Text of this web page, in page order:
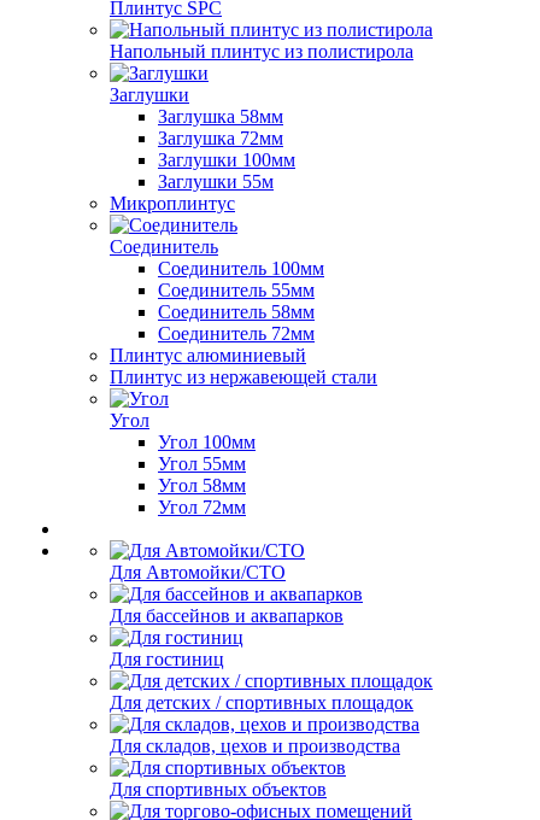
Плинтус SPC
Напольный плинтус из полистирола
Заглушки
Заглушка 58мм
Заглушка 72мм
Заглушки 100мм
Заглушки 55м
Микроплинтус
Соединитель
Соединитель 100мм
Соединитель 55мм
Соединитель 58мм
Соединитель 72мм
Плинтус алюминиевый
Плинтус из нержавеющей стали
Угол
Угол 100мм
Угол 55мм
Угол 58мм
Угол 72мм
Для Автомойки/СТО
Для бассейнов и аквапарков
Для гостиниц
Для детских / спортивных площадок
Для складов, цехов и производства
Для спортивных объектов